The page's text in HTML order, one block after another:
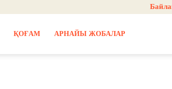
ҚОҒАМ АРНАЙЫ ЖОБАЛАР